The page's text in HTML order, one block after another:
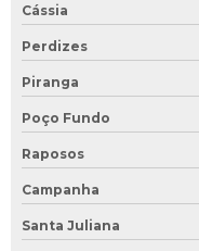
Cássia
Perdizes
Piranga
Poço Fundo
Raposos
Campanha
Santa Juliana